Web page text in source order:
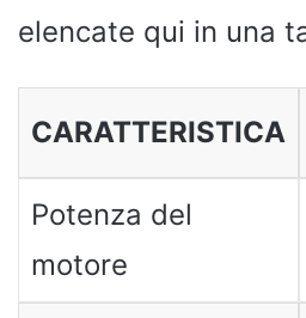
elencate qui in una
CARATTERISTICA
Potenza del
motore